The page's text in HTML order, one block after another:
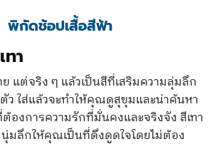
พิกัดช้อปเสื้อสีฟ้า
า
ย แต่จริง ๆ แล้วเป็นสีที่เสริมความลุ่มลึก
ว ใส่แล้วจะทำให้คุณดูสุขุมและน่าค้นหา
องการความรักที่มั่นคงและจริงจัง สีเทา
มลึกให้คุณเป็นที่ดึงดูดใจโดยไม่ต้อง